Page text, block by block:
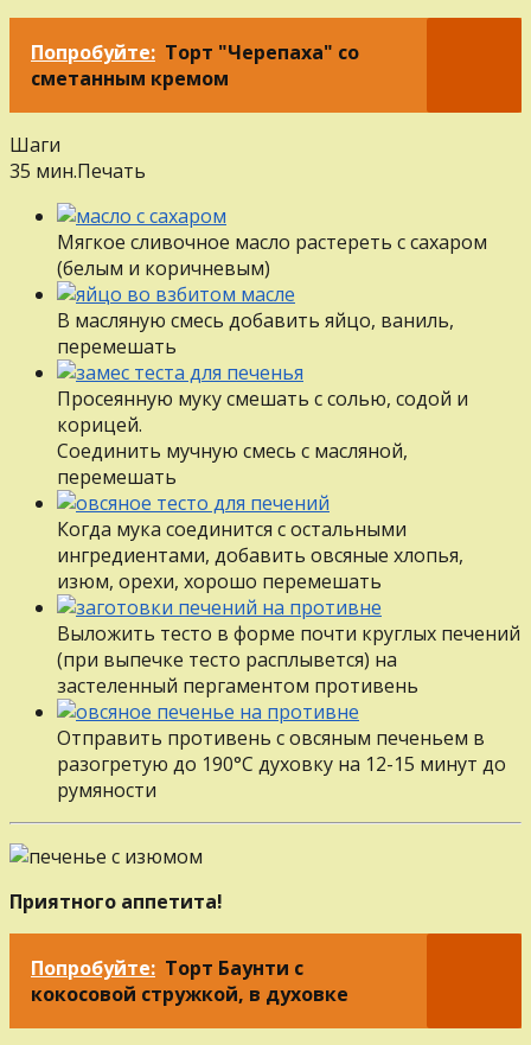
Попробуйте: Торт "Черепаха" со
сметанным кремом
Шаги
35 мин.Печать
Мягкое сливочное масло растереть с сахаром
(белым и коричневым)
В масляную смесь добавить яйцо, ваниль,
перемешать
Просеянную муку смешать с солью, содой и
корицей.
Соединить мучную смесь с масляной,
перемешать
Когда мука соединится с остальными
ингредиентами, добавить овсяные хлопья,
изюм, орехи, хорошо перемешать
Выложить тесто в форме почти круглых печений
(при выпечке тесто расплывется) на
застеленный пергаментом противень
Отправить противень с овсяным печеньем в
разогретую до 190°С духовку на 12-15 минут до
румяности
Приятного аппетита!
Попробуйте: Торт Баунти с
кокосовой стружкой, в духовке